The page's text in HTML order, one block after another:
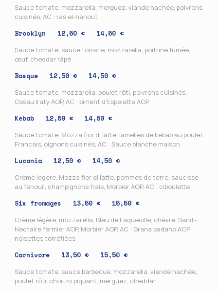
Sauce tomate, mozzarella, merguez, viande hachée, poivrons
cuisinés, AC : ras el-hanout
Brooklyn 12,50 € 14,50 €
Sauce tomate, sauce tomate, mozzarella, poitrine fumée,
œuf, cheddar râpé
Basque 12,50 € 14,50 €
Sauce tomate, mozzarella, poulet rôti, poivrons cuisinés,
Ossau Iraty AOP, AC : piment d’Espelette AOP
Kebab 12,50 € 14,50 €
Sauce tomate, Mozza fior di latte, lamelles de kebab au poulet
Francais, oignons cuisinés, AC : Sauce blanche maison
Lucania 12,50 € 14,50 €
Crème legère, Mozza fior di latte, pommes de terre, saucisse
au fenouil, champignons frais, Morbier AOP, AC : ciboulette
Six fromages 13,50 € 15,50 €
Crème légère, mozzarella, Bleu de Laqueuille, chèvre, Saint-
Nectaire fermier AOP, Morbier AOP, AC : Grana padano AOP,
noisettes torréfiées
Carnivore 13,50 € 15,50 €
Sauce tomate, sauce barbecue, mozzarella, viande hachée,
poulet rôti, chorizo piquant, merguez, cheddar